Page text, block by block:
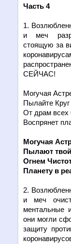
Часть 4
1.
и меч
стоящую за
СЕЙЧАС!
Могучая
Пылайте
От драм всех
Воспрянет
Могучая
Пылают твой
Огнем
Планету в
2.
и меч
ментальные
они могли
защиту